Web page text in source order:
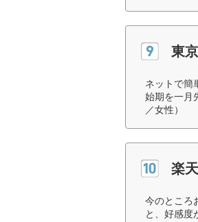
東
ネットで簡
始期を一月
／女性）
楽
今のところ
と、好感度